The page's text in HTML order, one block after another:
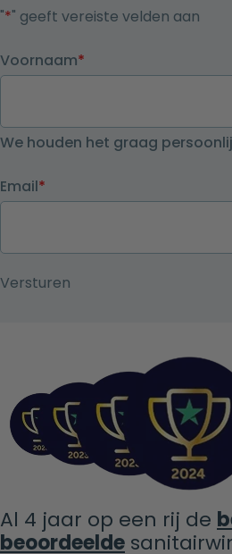
"*" geeft vereiste velden aan
Voornaam*
We houden het graag
Email*
Al 4 jaar op een rij de
beoordeelde